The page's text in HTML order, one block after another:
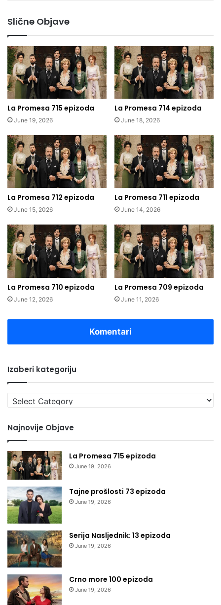
Slične Objave
La Promesa 715 epizoda
June 19, 2026
La Promesa 714 epizoda
June 18, 2026
La Promesa 712 epizoda
June 15, 2026
La Promesa 711 epizoda
June 14, 2026
La Promesa 710 epizoda
June 12, 2026
La Promesa 709 epizoda
June 11, 2026
Komentari
Izaberi kategoriju
Izaberi
kategoriju
Najnovije Objave
La Promesa 715 epizoda
June 19, 2026
Tajne prošlosti 73 epizoda
June 19, 2026
Serija Nasljednik: 13 epizoda
June 19, 2026
Crno more 100 epizoda
June 19, 2026